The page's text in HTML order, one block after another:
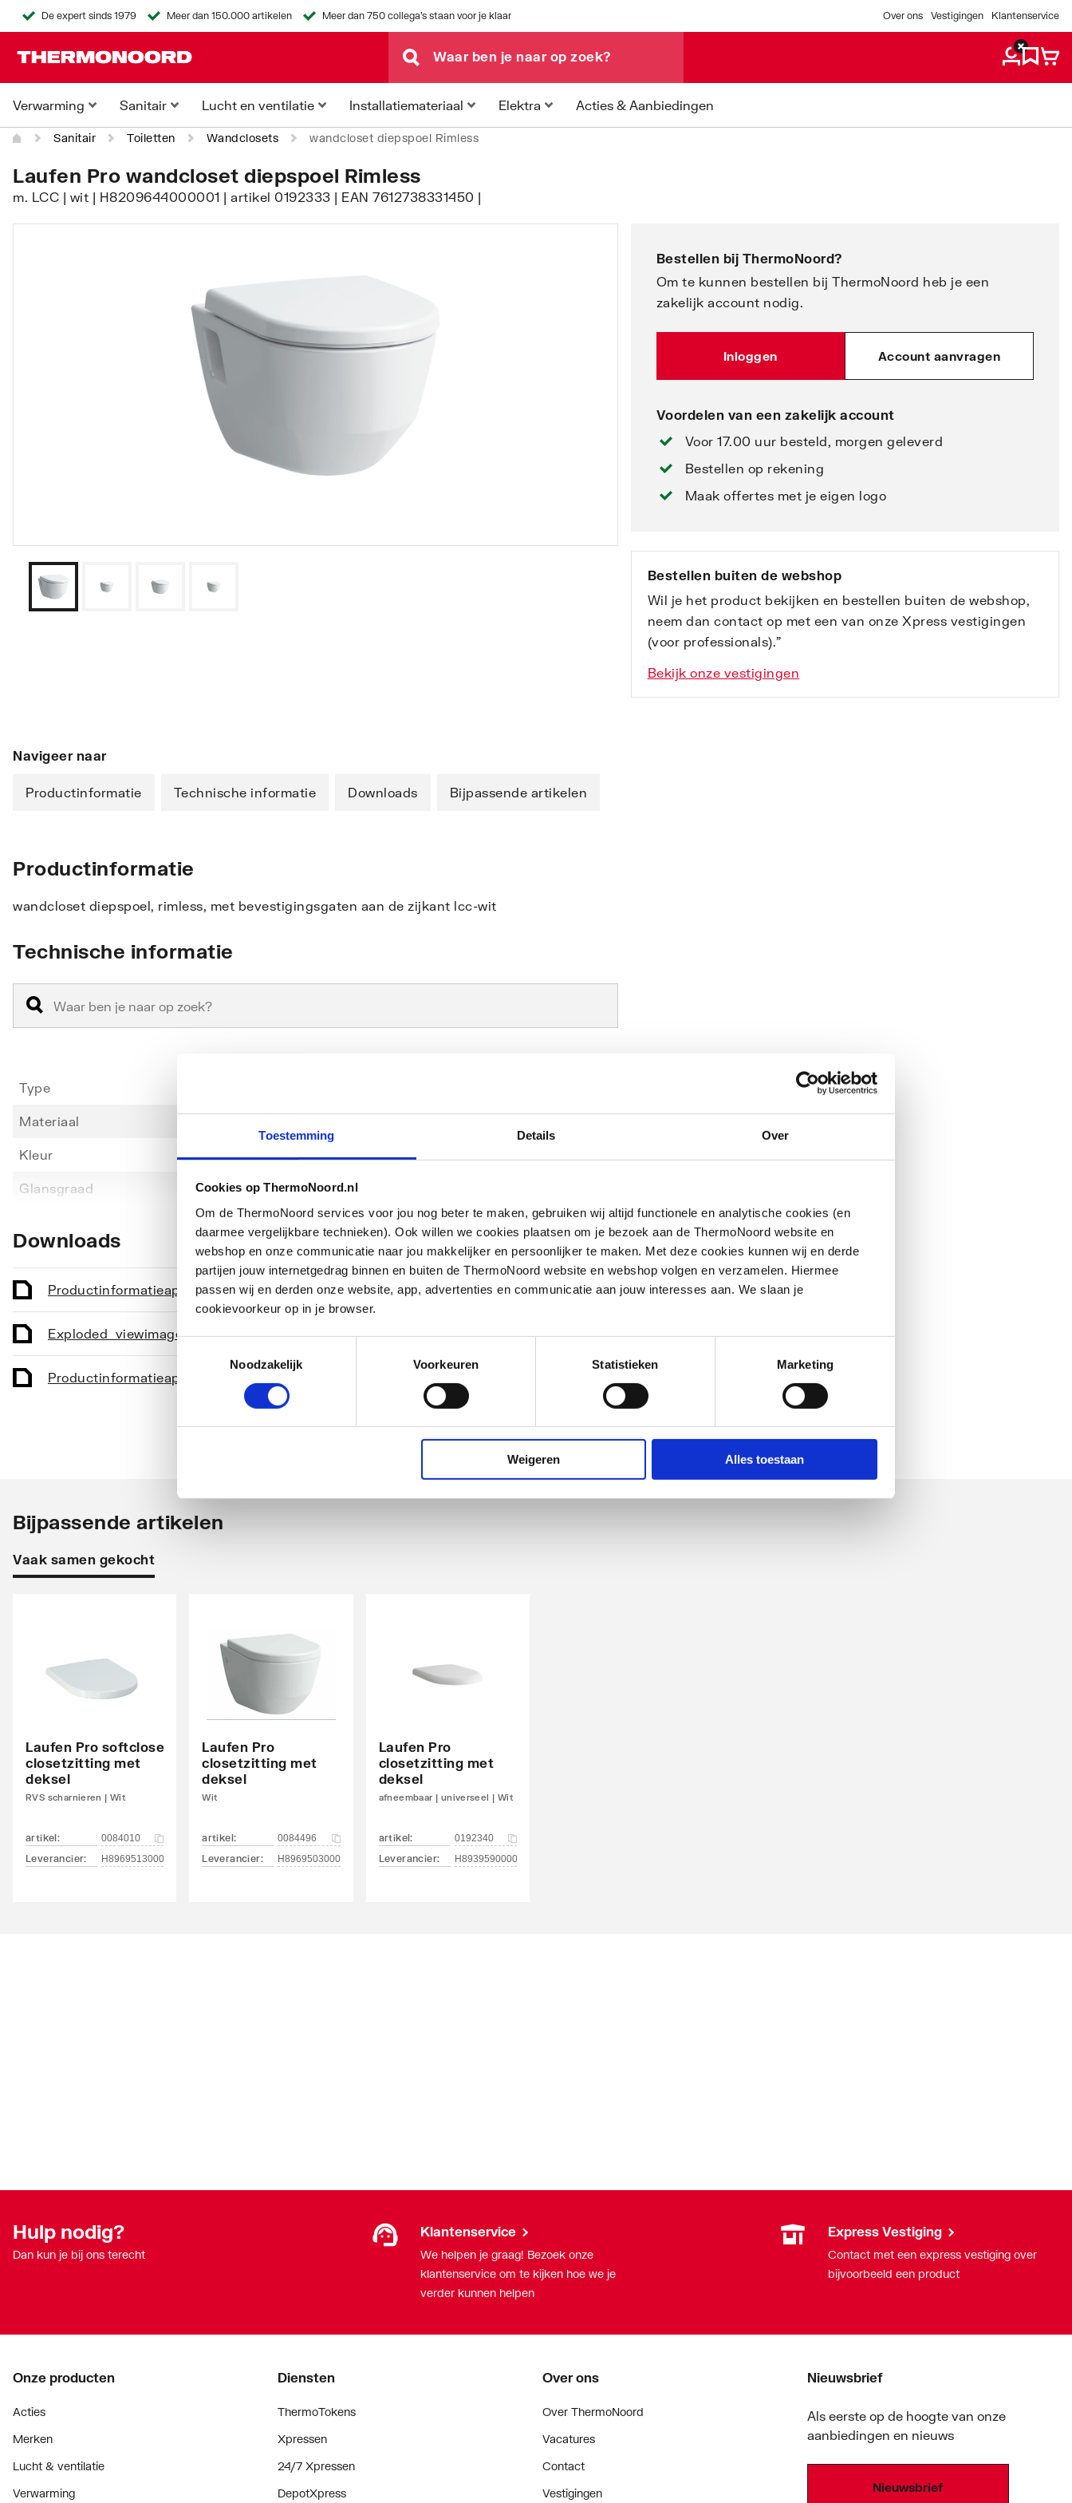
Toestemming Details Over
Cookies op ThermoNoord.nl
Om de ThermoNoord services voor jou nog beter te maken, gebruiken wij altijd functionele en analytische cookies (en
daarmee vergelijkbare technieken). Ook willen we cookies plaatsen om je bezoek aan de ThermoNoord website en
webshop en onze communicatie naar jou makkelijker en persoonlijker te maken. Met deze cookies kunnen wij en derde
partijen jouw internetgedrag binnen en buiten de ThermoNoord website en webshop volgen en verzamelen. Hiermee
passen wij en derden onze website, app, advertenties en communicatie aan jouw interesses aan. We slaan je
cookievoorkeur op in je browser.
Noodzakelijk
Voorkeuren Statistieken Marketing
Weigeren Alles toestaan
De expert sinds 1979 Meer dan 150.000 artikelen Meer dan 750 collega's staan voor je klaar Over ons Vestigingen Klantenservice
Verwarming Sanitair Lucht en ventilatie Installatiemateriaal Elektra Acties & Aanbiedingen
Sanitair Toiletten Wandclosets wandcloset diepspoel Rimless
Laufen Pro wandcloset diepspoel Rimless
m. LCC | wit | H8209644000001 | artikel 0192333 | EAN 7612738331450 |
Bestellen bij ThermoNoord?
Om te kunnen bestellen bij ThermoNoord heb je een
zakelijk account nodig.
Inloggen Account aanvragen
Voordelen van een zakelijk account
Voor 17.00 uur besteld, morgen geleverd
Bestellen op rekening
Maak offertes met je eigen logo
Bestellen buiten de webshop
Wil je het product bekijken en bestellen buiten de webshop,
neem dan contact op met een van onze Xpress vestigingen
(voor professionals).”
Bekijk onze vestigingen
Navigeer naar
Productinformatie Technische informatie Downloads Bijpassende artikelen
Productinformatie
wandcloset diepspoel, rimless, met bevestigingsgaten aan de zijkant lcc-wit
Technische informatie
Type
Materiaal
Kleur Wit
Glansgraad Glanzend
Diep
Ja
Zonder spoelrand Ja
Verhoogd toilet
Kindertoilet
Met bevestigingsmateriaal
Nee
Diepte
Breedte
Met aardingsvoorziening
Toon meer
Downloads
Productinformatieapplication/pdf,174 KB
Exploded_viewimage/jpeg,26 KB
Productinformatieapplication/pdf
Bijpassende artikelen
Vaak samen gekocht
Laufen Pro softclose
closetzitting met
deksel
RVS scharnieren | Wit
artikel: 0084010
Leverancier: H8969513000001
Laufen Pro
closetzitting met
deksel
Wit
artikel: 0084496
Leverancier: H8969503000001
Laufen Pro
closetzitting met
deksel
afneembaar | universeel | Wit
artikel: 0192340
Leverancier: H8939590000001
Hulp nodig?
Dan kun je bij ons terecht
Klantenservice
We helpen je graag! Bezoek onze
klantenservice om te kijken hoe we je
verder kunnen helpen
Express Vestiging
Contact met een express vestiging over
bijvoorbeeld een product
Onze producten
Acties
Merken
Lucht & ventilatie
Verwarming
Diensten
ThermoTokens
Xpressen
24/7 Xpressen
DepotXpress
Over ons
Over ThermoNoord
Vacatures
Contact
Vestigingen
Nieuwsbrief
Als eerste op de hoogte van onze
aanbiedingen en nieuws
Nieuwsbrief